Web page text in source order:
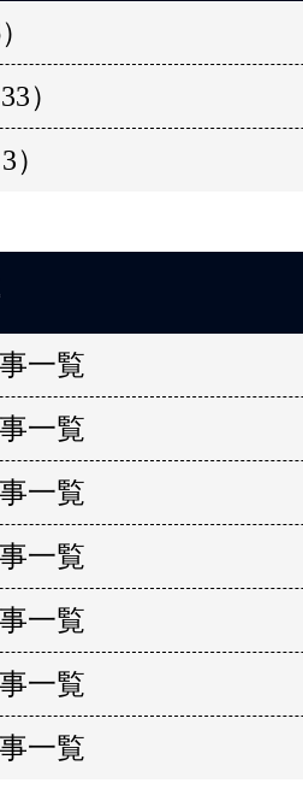
）
一覧
一覧
一覧
一覧
一覧
一覧
一覧